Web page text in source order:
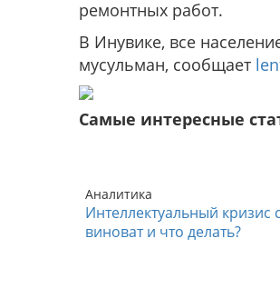
ремонтных работ.
В Инувике, все
мусульман, сообщает
Самые интересные
Аналитика
Интеллектуальный кризис
виноват и что делать?